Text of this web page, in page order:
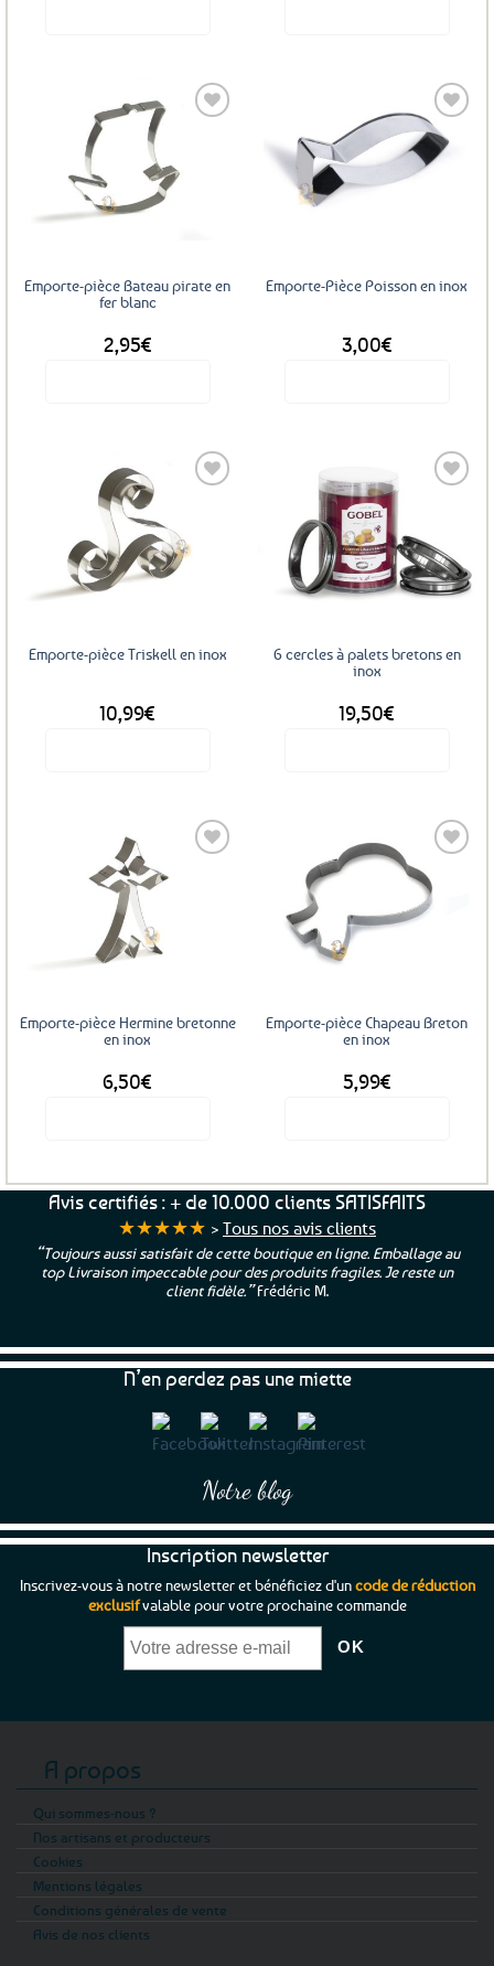
Emporte-pièce Bateau pirate en
fer blanc
2,95€
Ajouter
Emporte-Pièce Poisson en inox
3,00€
Emporte-pièce Triskell en inox
10,99€
aux
favoris
6 cercles à palets bretons en
inox
19,50€
Emporte-pièce Hermine bretonne
en inox
6,50€
Ajouter
Emporte-pièce Chapeau Breton
en inox
5,99€
Avis certifiés : + de 10.000 clients SATISFAITS
★★★★★ > Tous nos avis clients
“Toujours aussi satisfait de cette boutique en ligne. Emballage au
top Livraison impeccable pour des produits fragiles. Je reste un
client fidèle.”Frédéric M.
N’en perdez pas une miette
Notre blog
Inscription newsletter
Inscrivez-vous à notre newsletter et bénéficiez d'uncode de réduction
exclusifvalable pour votre prochaine commande
A propos
Qui sommes-nous ?
Nos artisans et producteurs
Cookies
Mentions légales
Conditions générales de vente
Avis de nos clients